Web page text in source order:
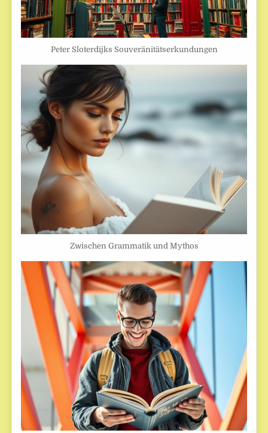
Peter Sloterdijks Souveränitätserkundungen
Zwischen Grammatik und Mythos